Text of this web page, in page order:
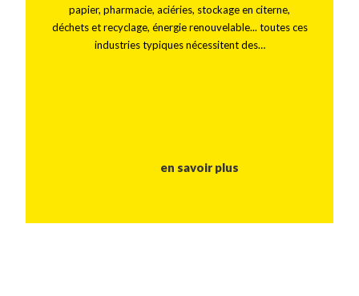
papier, pharmacie, aciéries, stockage en citerne,
déchets et recyclage, énergie renouvelable... toutes ces
industries typiques nécessitent des…
en savoir plus